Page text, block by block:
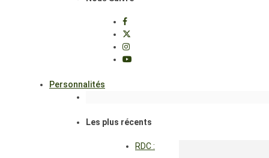
Personnalités
Les plus récents
RDC :